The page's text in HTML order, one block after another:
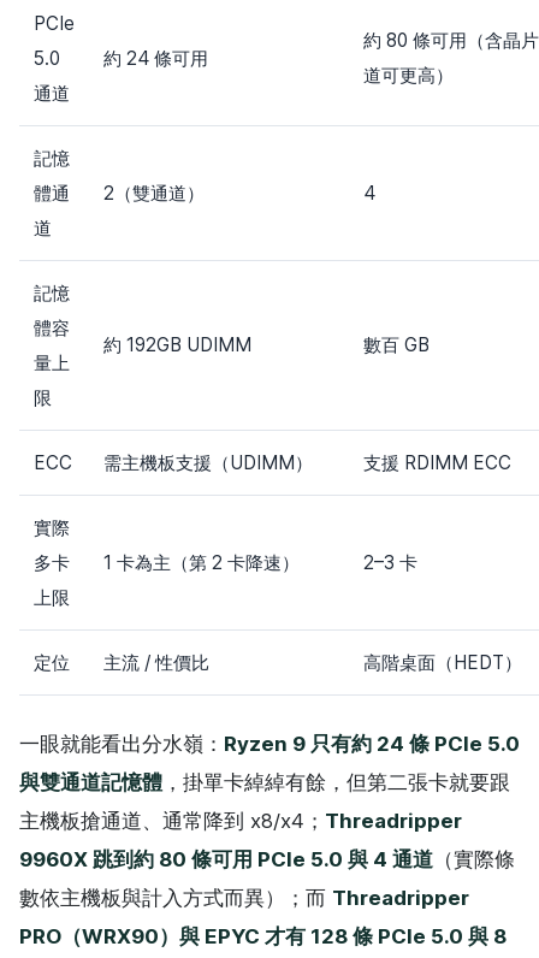
PCIe
5.0
通道
約 24 條可用
約 80 條可用（含晶
道可更高）
記憶
體通
道
2（雙通道） 4
記憶
體容
量上
限
約 192GB UDIMM 數百 GB
ECC 需主機板支援（UDIMM） 支援 RDIMM ECC
實際
多卡
上限
1 卡為主（第 2 卡降速） 2–3 卡
定位 主流 / 性價比 高階桌面（HEDT）
一眼就能看出分水嶺： Ryzen 9 只有約 24 條 PCIe 5.0
與雙通道記憶體 ，掛單卡綽綽有餘，但第二張卡就要跟
主機板搶通道、通常降到 x8/x4； Threadripper
9960X 跳到約 80 條可用 PCIe 5.0 與 4 通道 （實際條
數依主機板與計入方式而異）；而 Threadripper
PRO（WRX90）與 EPYC 才有 128 條 PCIe 5.0 與 8